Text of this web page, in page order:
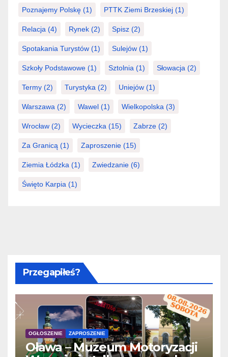
Poznajemy Polskę (1) PTTK Ziemi Brzeskiej (1)
Relacja (4) Rynek (2) Spisz (2)
Spotakania Turystów (1) Sulejów (1)
Szkoły Podstawowe (1) Sztolnia (1) Słowacja (2)
Termy (2) Turystyka (2) Uniejów (1)
Warszawa (2) Wawel (1) Wielkopolska (3)
Wrocław (2) Wycieczka (15) Zabrze (2)
Za Granicą (1) Zaproszenie (15)
Ziemia Łódzka (1) Zwiedzanie (6)
Święto Karpia (1)
Przegapiłeś?
OGŁOSZENIE ZAPROSZENIE
Oława – Muzeum Motoryzacji